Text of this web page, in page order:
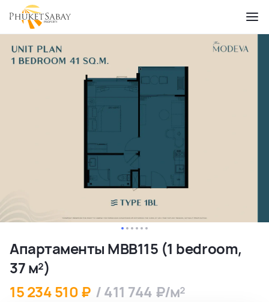
Апартаменты MBB115 (1 bedroom,
37 м²)
15 234 510 ₽ / 411 744 ₽/м²